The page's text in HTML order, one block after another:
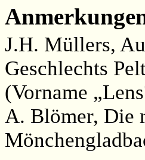
J.H. Müllers,
Geschlechts
(Vorname
A. Blömer, Die